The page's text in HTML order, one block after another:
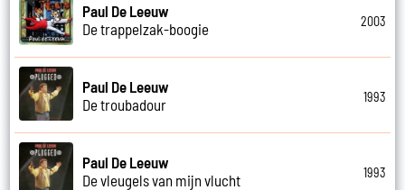
Paul De Leeuw
De trappelzak-boogie
2003
Paul De Leeuw
De troubadour
1993
Paul De Leeuw
De vleugels van mijn vlucht
1993